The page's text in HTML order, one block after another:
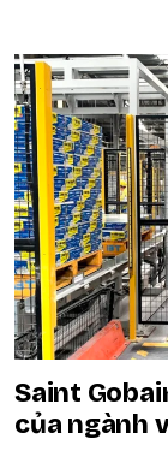
Saint
của ngành